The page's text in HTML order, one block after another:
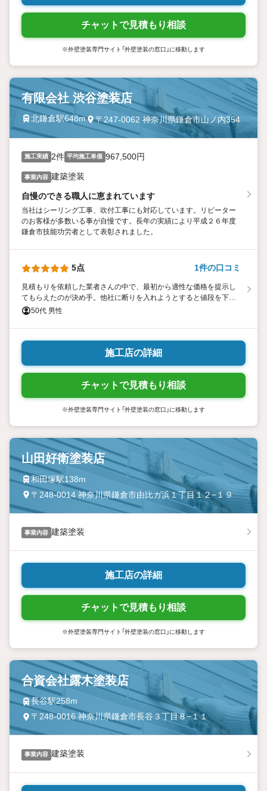
チャットで見積もり相談
※外壁塗装専門サイト「外壁塗装の窓口」に移動します
有限会社 渋谷塗装店
北鎌倉駅648m 〒247-0062 神奈川県鎌倉市山ノ内354
施工実績 2件 平均施工単価 967,500円
事業内容 建築塗装
自慢のできる職人に恵まれています
当社はシーリング工事、吹付工事にも対応しています。リピーター
のお客様が多数いる事が自慢です。長年の実績により平成２６年度
鎌倉市技能功労者として表彰されました。
5点 1件の口コミ
見積もりを依頼した業者さんの中で、最初から適性な価格を提示し
てもらえたのが決め手。他社に断りを入れようとすると値段を下げ
て来られたが、最初に適性な価格を出してもらえた塗装業者にし
50代 男性
施工店の詳細
チャットで見積もり相談
※外壁塗装専門サイト「外壁塗装の窓口」に移動します
山田好衛塗装店
和田塚駅138m
〒248-0014 神奈川県鎌倉市由比ガ浜１丁目１２−１９
事業内容 建築塗装
施工店の詳細
チャットで見積もり相談
※外壁塗装専門サイト「外壁塗装の窓口」に移動します
合資会社露木塗装店
長谷駅258m
〒248-0016 神奈川県鎌倉市長谷３丁目８−１１
事業内容 建築塗装